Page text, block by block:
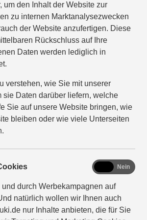
um den Inhalt der Website zur
zu internen Marktanalysezwecken
der Website anzufertigen. Diese
Rückschluss auf Ihre
Daten werden lediglich in
verstehen, wie Sie mit unserer
Daten darüber liefern, welche
Sie auf unsere Website bringen, wie
bleiben oder wie viele Unterseiten
durch Werbekampagnen auf
natürlich wollen wir Ihnen auch
nur Inhalte anbieten, die für Sie
marketing
Nein